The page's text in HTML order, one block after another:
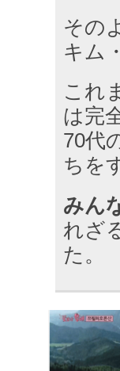
その
キム
これ
は完
70代
ちを
みん
れざ
た。